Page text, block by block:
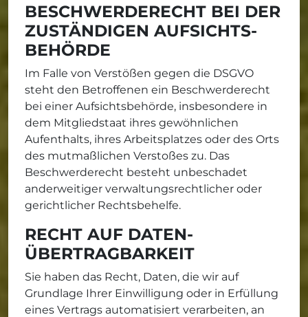
BESCHWERDE­RECHT BEI DER
ZUSTÄNDIGEN AUFSICHTS­
BEHÖRDE
Im Falle von Verstößen gegen die DSGVO
steht den Betroffenen ein Beschwerderecht
bei einer Aufsichtsbehörde, insbesondere in
dem Mitgliedstaat ihres gewöhnlichen
Aufenthalts, ihres Arbeitsplatzes oder des Orts
des mutmaßlichen Verstoßes zu. Das
Beschwerderecht besteht unbeschadet
anderweitiger verwaltungsrechtlicher oder
gerichtlicher Rechtsbehelfe.
RECHT AUF DATEN­
ÜBERTRAG­BARKEIT
Sie haben das Recht, Daten, die wir auf
Grundlage Ihrer Einwilligung oder in Erfüllung
eines Vertrags automatisiert verarbeiten, an